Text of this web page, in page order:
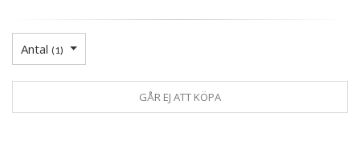
Antal (1)
GÅR EJ ATT KÖPA